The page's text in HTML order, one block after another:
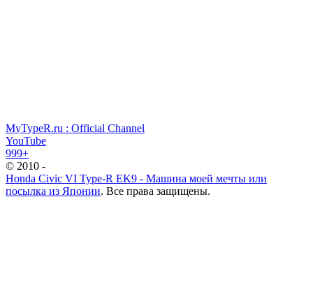
MyTypeR.ru : Official Channel
YouTube
999+
© 2010 -
Honda Civic VI Type-R EK9 - Машина моей мечты или
посылка из Японии. Все права защищены.